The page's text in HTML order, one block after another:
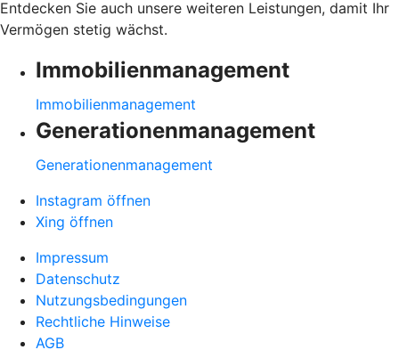
Entdecken Sie auch unsere weiteren Leistungen, damit Ihr
Vermögen stetig wächst.
Immobilienmanagement
Immobilienmanagement
Generationenmanagement
Generationenmanagement
Instagram öffnen
Xing öffnen
Impressum
Datenschutz
Nutzungsbedingungen
Rechtliche Hinweise
AGB